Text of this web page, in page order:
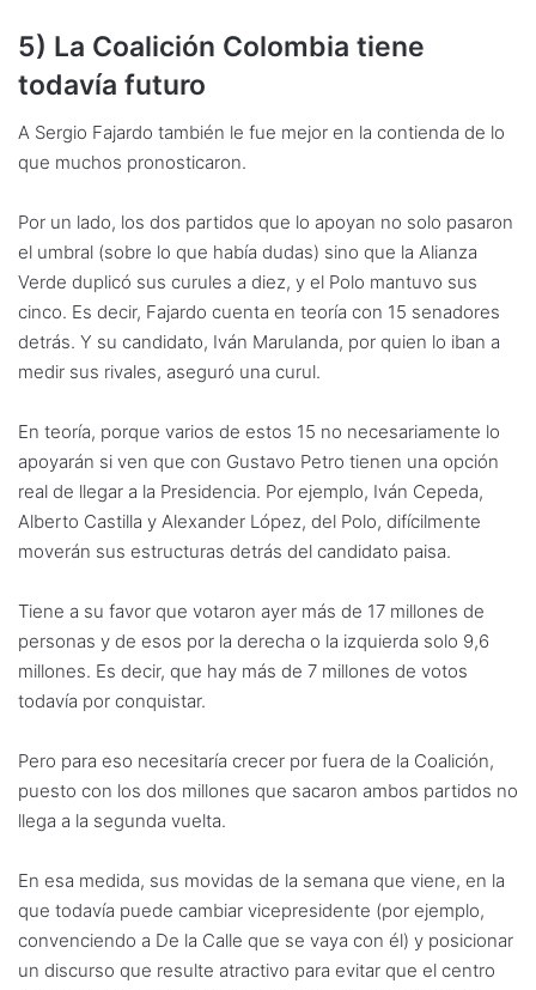
5) La Coalición Colombia tiene
todavía futuro
A Sergio Fajardo también le fue mejor en la contienda de lo
que muchos pronosticaron.
Por un lado, los dos partidos que lo apoyan no solo pasaron
el umbral (sobre lo que había dudas) sino que la Alianza
Verde duplicó sus curules a diez, y el Polo mantuvo sus
cinco. Es decir, Fajardo cuenta en teoría con 15 senadores
detrás. Y su candidato, Iván Marulanda, por quien lo iban a
medir sus rivales, aseguró una curul.
En teoría, porque varios de estos 15 no necesariamente lo
apoyarán si ven que con Gustavo Petro tienen una opción
real de llegar a la Presidencia. Por ejemplo, Iván Cepeda,
Alberto Castilla y Alexander López, del Polo, difícilmente
moverán sus estructuras detrás del candidato paisa.
Tiene a su favor que votaron ayer más de 17 millones de
personas y de esos por la derecha o la izquierda solo 9,6
millones. Es decir, que hay más de 7 millones de votos
todavía por conquistar.
Pero para eso necesitaría crecer por fuera de la Coalición,
puesto con los dos millones que sacaron ambos partidos no
llega a la segunda vuelta.
En esa medida, sus movidas de la semana que viene, en la
que todavía puede cambiar vicepresidente (por ejemplo,
convenciendo a De la Calle que se vaya con él) y posicionar
un discurso que resulte atractivo para evitar que el centro